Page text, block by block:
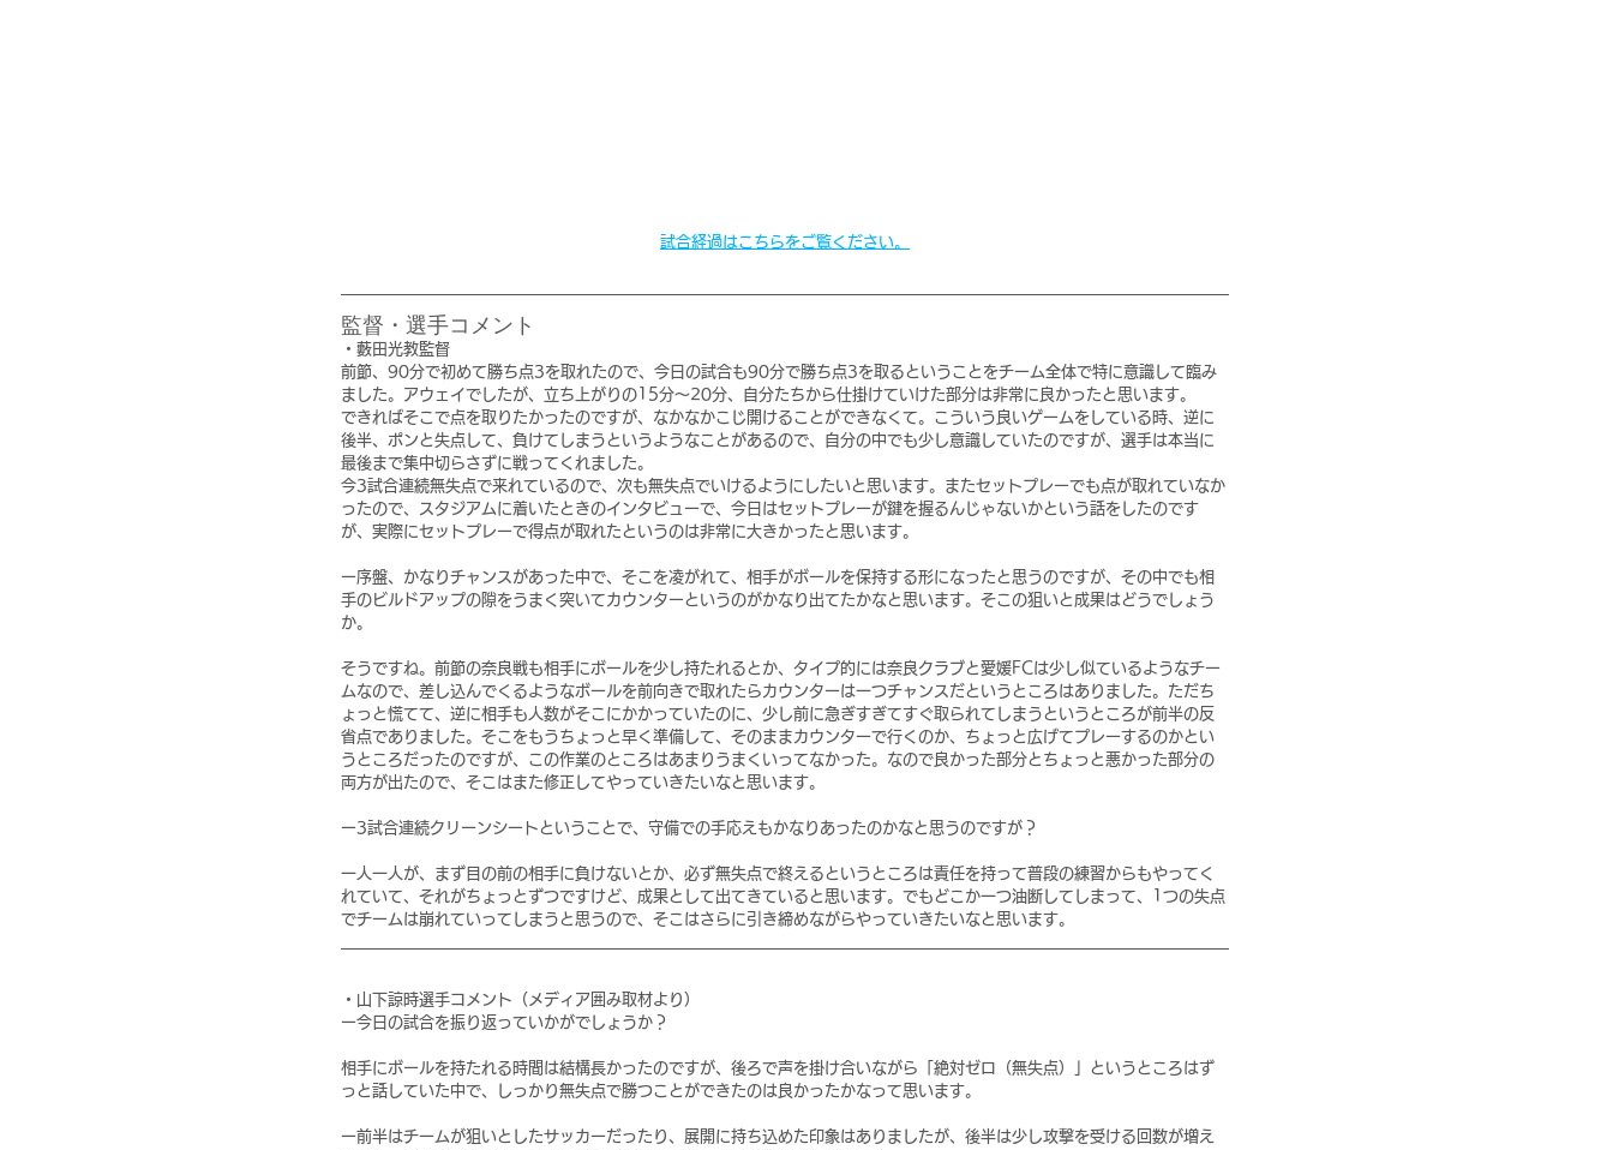
試合経過はこちらをご覧ください。
監督・選手コメント
・藪田光教監督
前節、90分で初めて勝ち点3を取れたので、今日の試合も90分で勝ち点3を取るということをチーム全体で特に意識して臨み
ました。アウェイでしたが、立ち上がりの15分～20分、自分たちから仕掛けていけた部分は非常に良かったと思います。
できればそこで点を取りたかったのですが、なかなかこじ開けることができなくて。こういう良いゲームをしている時、逆に
後半、ポンと失点して、負けてしまうというようなことがあるので、自分の中でも少し意識していたのですが、選手は本当に
最後まで集中切らさずに戦ってくれました。
今3試合連続無失点で来れているので、次も無失点でいけるようにしたいと思います。またセットプレーでも点が取れていなか
ったので、スタジアムに着いたときのインタビューで、今日はセットプレーが鍵を握るんじゃないかという話をしたのです
が、実際にセットプレーで得点が取れたというのは非常に大きかったと思います。
ー序盤、かなりチャンスがあった中で、そこを凌がれて、相手がボールを保持する形になったと思うのですが、その中でも相
手のビルドアップの隙をうまく突いてカウンターというのがかなり出てたかなと思います。そこの狙いと成果はどうでしょう
か。
そうですね。前節の奈良戦も相手にボールを少し持たれるとか、タイプ的には奈良クラブと愛媛FCは少し似ているようなチー
ムなので、差し込んでくるようなボールを前向きで取れたらカウンターは一つチャンスだというところはありました。ただち
ょっと慌てて、逆に相手も人数がそこにかかっていたのに、少し前に急ぎすぎてすぐ取られてしまうというところが前半の反
省点でありました。そこをもうちょっと早く準備して、そのままカウンターで行くのか、ちょっと広げてプレーするのかとい
うところだったのですが、この作業のところはあまりうまくいってなかった。なので良かった部分とちょっと悪かった部分の
両方が出たので、そこはまた修正してやっていきたいなと思います。
ー3試合連続クリーンシートということで、守備での手応えもかなりあったのかなと思うのですが？
一人一人が、まず目の前の相手に負けないとか、必ず無失点で終えるというところは責任を持って普段の練習からもやってく
れていて、それがちょっとずつですけど、成果として出てきていると思います。でもどこか一つ油断してしまって、1つの失点
でチームは崩れていってしまうと思うので、そこはさらに引き締めながらやっていきたいなと思います。
・山下諒時選手コメント（メディア囲み取材より）
ー今日の試合を振り返っていかがでしょうか？
相手にボールを持たれる時間は結構長かったのですが、後ろで声を掛け合いながら「絶対ゼロ（無失点）」というところはず
っと話していた中で、しっかり無失点で勝つことができたのは良かったかなって思います。
ー前半はチームが狙いとしたサッカーだったり、展開に持ち込めた印象はありましたが、後半は少し攻撃を受ける回数が増え